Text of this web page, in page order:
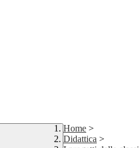
Home >
Didattica >